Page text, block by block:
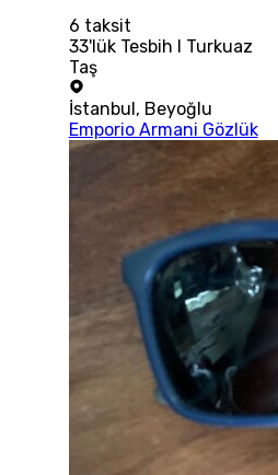
6 taksit
33'lük Tesbih I Turkuaz
Taş
İstanbul , Beyoğlu
Emporio Armani Gözlük